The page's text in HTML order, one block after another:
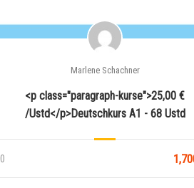
Marlene Schachner
<p class="paragraph-kurse">25,00 €
/Ustd</p>Deutschkurs A1 - 68 Ustd
0